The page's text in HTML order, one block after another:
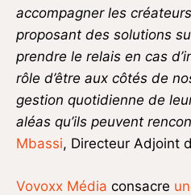
accompagner les
proposant des solutions
prendre le relais en cas
rôle d’être aux côtés de
gestion quotidienne de
aléas qu’ils peuvent
Mbassi, Directeur Adjoint
Vovoxx Média consacre